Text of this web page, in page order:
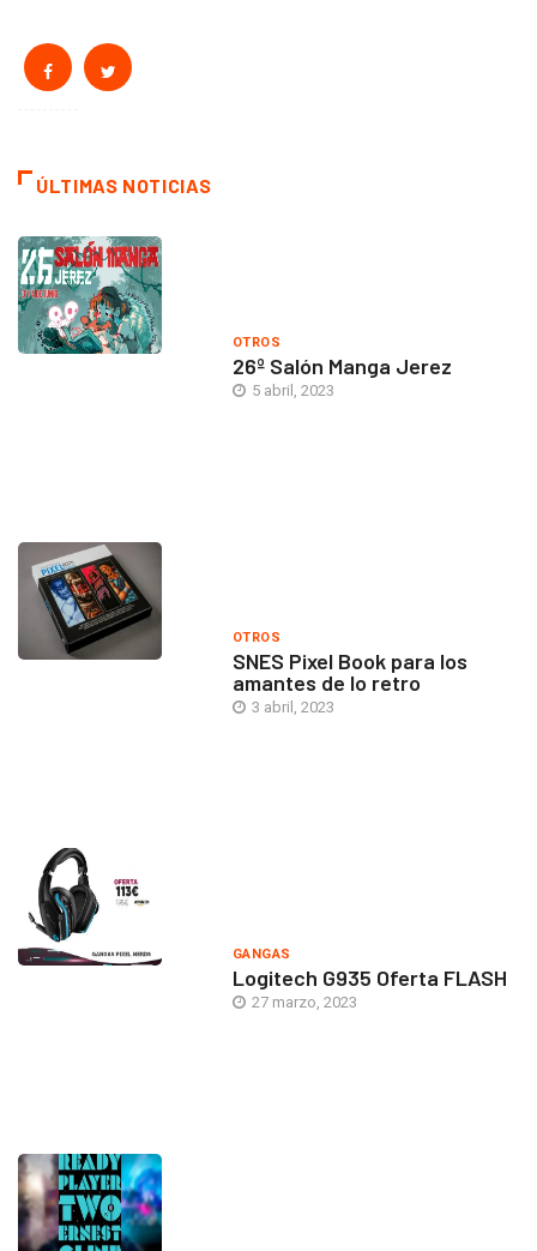
ÚLTIMAS NOTICIAS
OTROS
26º Salón Manga Jerez
5 abril, 2023
OTROS
SNES Pixel Book para los
amantes de lo retro
3 abril, 2023
GANGAS
Logitech G935 Oferta FLASH
27 marzo, 2023